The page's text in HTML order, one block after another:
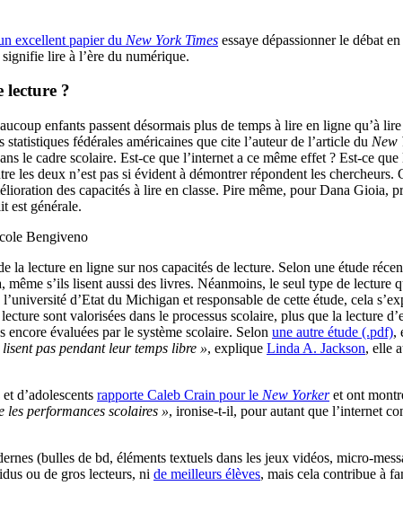
excellent papier du New York Times essaye dépassionner le débat
lire à l’ère du numérique.
lecture ?
enfants passent désormais plus de temps à lire en ligne qu’à
fédérales américaines que cite l’auteur de l’article du New
le cadre scolaire. Est-ce que l’internet a ce même effet ? Est-ce
les deux n’est pas si évident à démontrer répondent les
des capacités à lire en classe. Pire même, pour Dana Gioia,
est générale.
la lecture en ligne sur nos capacités de lecture. Selon une étude
s’ils lisent aussi des livres. Néanmoins, le seul type de lecture
l’université d’Etat du Michigan et responsable de cette étude, cela
sont valorisées dans le processus scolaire, plus que la lecture
évaluées par le système scolaire. Selon une autre étude (.pdf),
pas pendant leur temps libre », explique Linda A. Jackson, elle
d’adolescents rapporte Caleb Crain pour le New Yorkeret ont
les performances scolaires », ironise-t-il, pour autant que l’internet
(bulles de bd, éléments textuels dans les jeux vidéos, micro-
ou de gros lecteurs, ni de meilleurs élèves, mais cela contribue à